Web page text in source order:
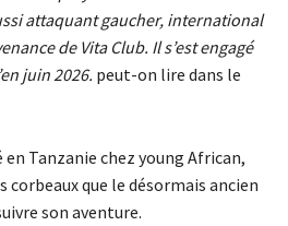
attaquant gaucher, international
de Vita Club. Il s’est engagé
juin 2026. peut-on lire dans le
Tanzanie chez young African,
corbeaux que le désormais ancien
son aventure.